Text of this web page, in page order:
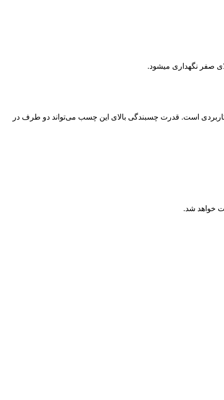
صفر نگهداری میشود.
کتاب بسیار کاربردی است. قدرت چسبندگی بالای این چسب می‌تواند دو طرف در
خواهد شد.